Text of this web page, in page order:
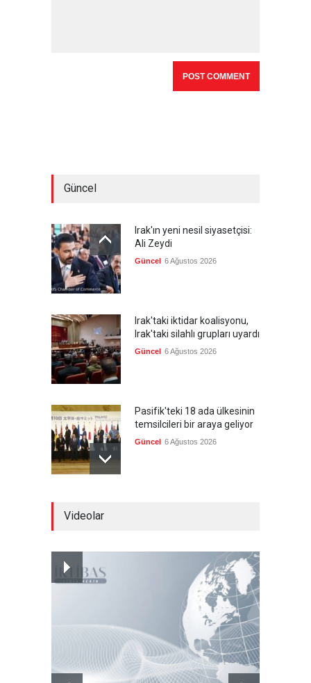
Güncel
Irak'ın yeni nesil siyasetçisi:
Ali Zeydi
Güncel 6 Ağustos 2026
Irak'taki iktidar koalisyonu,
Irak'taki silahlı grupları uyardı
Güncel 6 Ağustos 2026
Pasifik'teki 18 ada ülkesinin
temsilcileri bir araya geliyor
Güncel 6 Ağustos 2026
FIFA yönetimi kriz
toplantısını Fas'ta yaptı
6 Ağustos 2026
Videolar